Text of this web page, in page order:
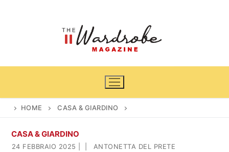
Home
HOME CASA & GIARDINO
CASA & GIARDINO
24 FEBBRAIO 2025 ANTONETTA DEL PRETE